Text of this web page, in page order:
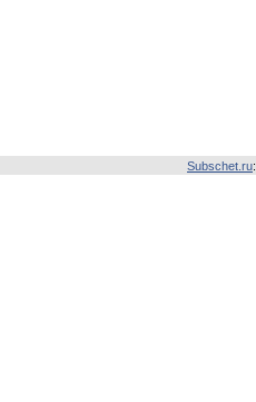
Subschet.ru: